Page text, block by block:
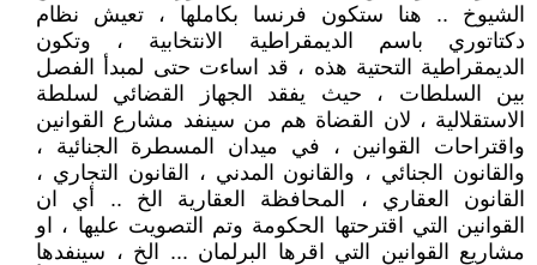
الشيوخ .. هنا ستكون فرنسا بكاملها ، تعيش نظام
دكتاتوري باسم الديمقراطية الانتخابية ، وتكون
الديمقراطية التحتية هذه ، قد اساءت حتى لمبدأ الفصل
بين السلطات ، حيث يفقد الجهاز القضائي لسلطة
الاستقلالية ، لان القضاة هم من سينفد مشارع القوانين
واقتراحات القوانين ، في ميدان المسطرة الجنائية ،
والقانون الجنائي ، والقانون المدني ، القانون التجاري ،
القانون العقاري ، المحافظة العقارية الخ .. أي ان
القوانين التي اقترحتها الحكومة وتم التصويت عليها ، او
مشاريع القوانين التي اقرها البرلمان ... الخ ، سينفدها